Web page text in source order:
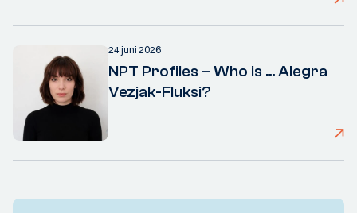
24 juni 2026
NPT Profiles – Who is ... Alegra
Vezjak-Fluksi?